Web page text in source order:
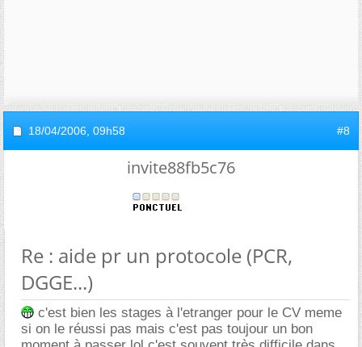
18/04/2006, 09h58 #8
invite88fb5c76
Re : aide pr un protocole (PCR,
DGGE...)
c'est bien les stages à l'etranger pour le CV meme
si on le réussi pas mais c'est pas toujour un bon